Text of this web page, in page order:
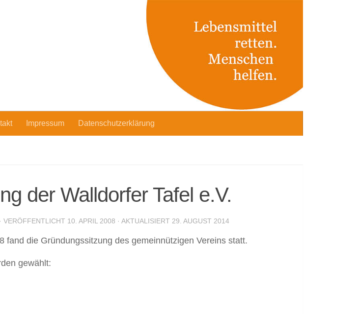
Impressum Datenschutzerklärung
der Walldorfer Tafel e.V.
· VERÖFFENTLICHT 10. APRIL 2008 · AKTUALISIERT 29. AUGUST 2014
fand die Gründungssitzung des gemeinnützigen Vereins statt.
gewählt: